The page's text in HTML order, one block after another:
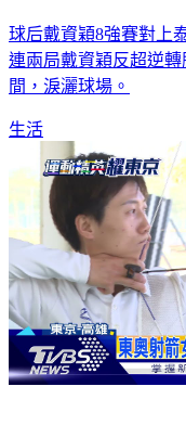
球后戴資穎8強賽對上
連兩局戴資穎反超逆
間，淚灑球場。
生活